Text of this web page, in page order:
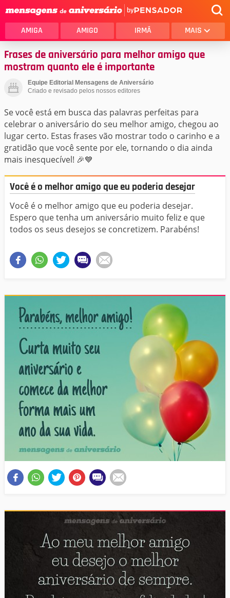
by
AMIGA AMIGO IRMÃ MAIS
Frases de aniversário para melhor amigo que
mostram quanto ele é importante
Equipe Editorial Mensagens de Aniversário
Criado e revisado pelos nossos editores
Se você está em busca das palavras perfeitas para
celebrar o aniversário do seu melhor amigo, chegou ao
lugar certo. Estas frases vão mostrar todo o carinho e a
gratidão que você sente por ele, tornando o dia ainda
mais inesquecível! 🎉💙
Você é o melhor amigo que eu poderia desejar
Você é o melhor amigo que eu poderia desejar.
Espero que tenha um aniversário muito feliz e que
todos os seus desejos se concretizem. Parabéns!